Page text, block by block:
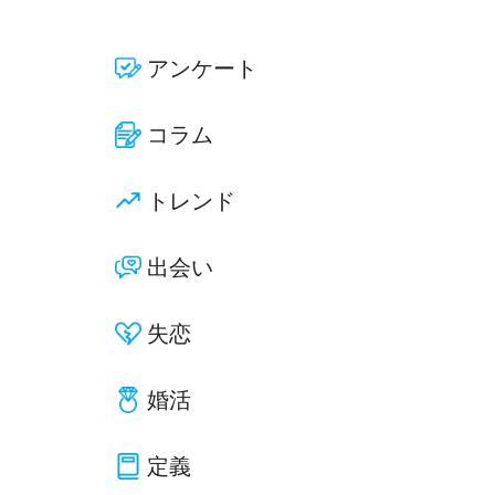
アンケート
コラム
トレンド
出会い
失恋
婚活
定義